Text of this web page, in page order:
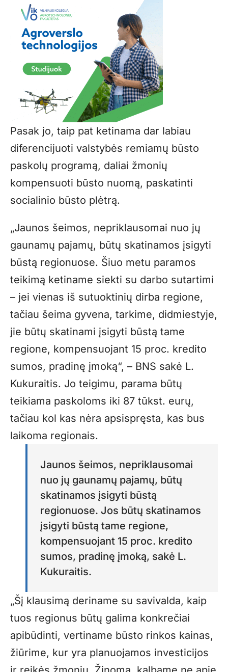
Pasak jo, taip pat ketinama dar labiau
diferencijuoti valstybės remiamų būsto
paskolų programą, daliai žmonių
kompensuoti būsto nuomą, paskatinti
socialinio būsto plėtrą.
„Jaunos šeimos, nepriklausomai nuo jų
gaunamų pajamų, būtų skatinamos įsigyti
būstą regionuose. Šiuo metu paramos
teikimą ketiname siekti su darbo sutartimi
– jei vienas iš sutuoktinių dirba regione,
tačiau šeima gyvena, tarkime, didmiestyje,
jie būtų skatinami įsigyti būstą tame
regione, kompensuojant 15 proc. kredito
sumos, pradinę įmoką“, – BNS sakė L.
Kukuraitis. Jo teigimu, parama būtų
teikiama paskoloms iki 87 tūkst. eurų,
tačiau kol kas nėra apsispręsta, kas bus
laikoma regionais.
Jaunos šeimos, nepriklausomai
nuo jų gaunamų pajamų, būtų
skatinamos įsigyti būstą
regionuose. Jos būtų skatinamos
įsigyti būstą tame regione,
kompensuojant 15 proc. kredito
sumos, pradinę įmoką, sakė L.
Kukuraitis.
„Šį klausimą deriname su savivalda, kaip
tuos regionus būtų galima konkrečiai
apibūdinti, vertiname būsto rinkos kainas,
žiūrime, kur yra planuojamos investicijos